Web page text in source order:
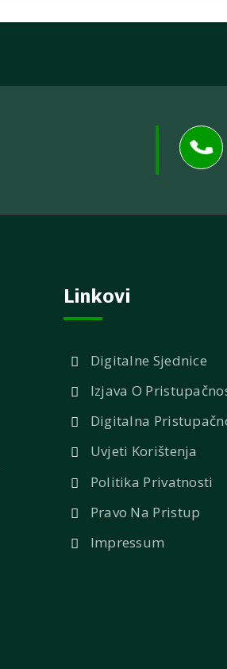

Linkovi
Digitalne Sjednice
Izjava O
Digitalna
Uvjeti Korištenja
Politika Privatnosti
Pravo Na Pristup
Impressum